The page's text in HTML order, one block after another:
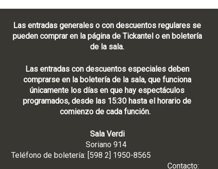
Las entradas generales o con descuentos regulares se
pueden comprar en la página de Tickantel o en boletería
de la sala.
Las entradas con descuentos especiales deben
comprarse en la boletería de la sala, que funciona
únicamente los días en que hay espectáculos
programados, desde las 15:30 hasta el horario de
comienzo de cada función.
Sala Verdi
Soriano 914
Teléfono de boletería: [598 2] 1950-8565
Contacto: